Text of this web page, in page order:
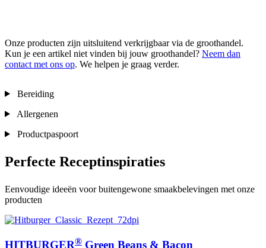
Onze producten zijn uitsluitend verkrijgbaar via de groothandel.
Kun je een artikel niet vinden bij jouw groothandel? Neem dan
contact met ons op. We helpen je graag verder.
Bereiding
Allergenen
Productpaspoort
Perfecte Receptinspiraties
Eenvoudige ideeën voor buitengewone smaakbelevingen met onze
producten
HITBURGER® Green Beans & Bacon